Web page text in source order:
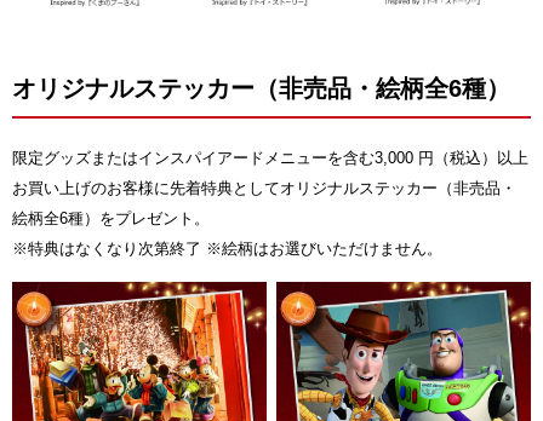
オリジナルステッカー（非売品・絵柄全6種）
限定グッズまたはインスパイアードメニューを含む3,000 円（税込）以上
お買い上げのお客様に先着特典としてオリジナルステッカー（非売品・
絵柄全6種）をプレゼント。
※特典はなくなり次第終了 ※絵柄はお選びいただけません。